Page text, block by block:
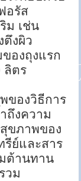
อรัส
ม เช่น
ตึงผิว
องถุงแรก
ลิตร
ของวิธีการ
ถึงความ
ขภาพของ
ย์และสาร
ต้านทาน
วม